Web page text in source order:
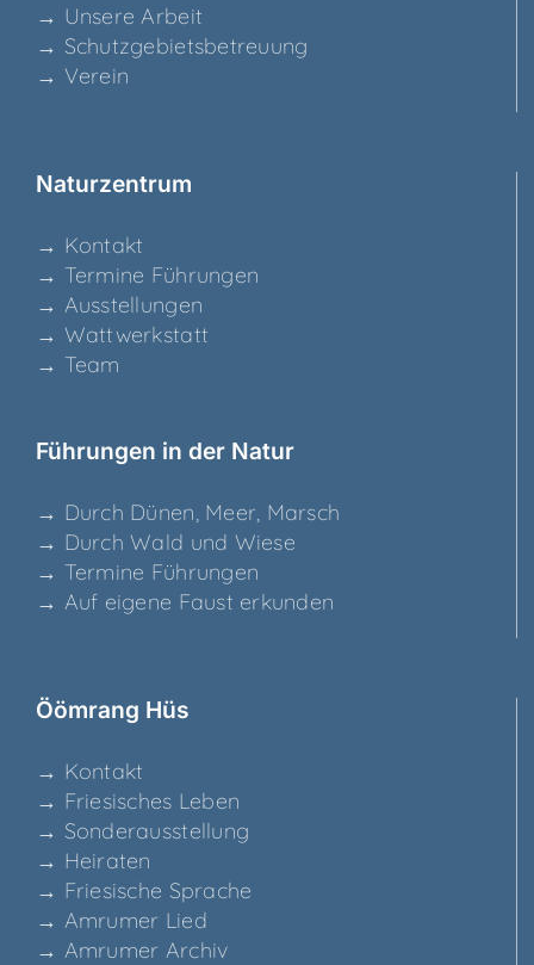
→ Unse­re Arbeit
→ Schutz­ge­biets­be­treu­ung
→ Ver­ein
Natur­zen­trum
→ Kon­takt
→ Ter­mi­ne Führungen
→ Aus­stel­lun­gen
→ Watt­werk­statt
→ Team
Füh­run­gen in der Natur
→ Durch Dünen, Meer, Marsch
→ Durch Wald und Wiese
→ Ter­mi­ne Führungen
→ Auf eige­ne Faust erkunden
Ööm­rang Hüs
→ Kon­takt
→ Frie­si­sches Leben
→ Son­der­aus­stel­lung
→ Hei­ra­ten
→ Frie­si­sche Sprache
→ Amru­mer Lied
→ Amru­mer Archiv